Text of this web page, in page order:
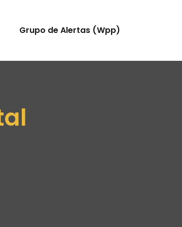
Grupo de Alertas (Wpp)